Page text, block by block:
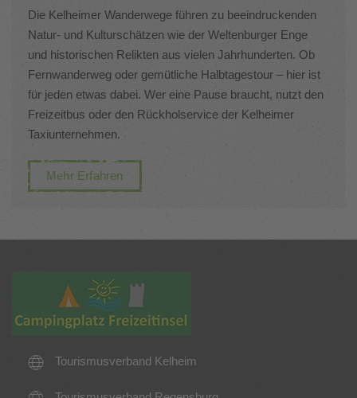
Die Kelheimer Wanderwege führen zu beeindruckenden
Natur- und Kulturschätzen wie der Weltenburger Enge
und historischen Relikten aus vielen Jahrhunderten. Ob
Fernwanderweg oder gemütliche Halbtagestour – hier ist
für jeden etwas dabei. Wer eine Pause braucht, nutzt den
Freizeitbus oder den Rückholservice der Kelheimer
Taxiunternehmen.
Mehr Erfahren
Tourismusverband Kelheim